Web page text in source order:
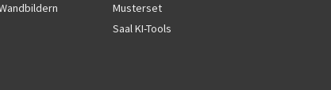
Musterset
Saal KI-Tools